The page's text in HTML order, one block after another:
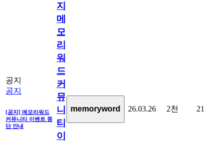
공지
공지
[공지] 메모리워드
커뮤니티 이벤트 중
단 안내
지]
메
모
리
워
드
커
뮤
니
티
이
memoryword 26.03.26 2천 21